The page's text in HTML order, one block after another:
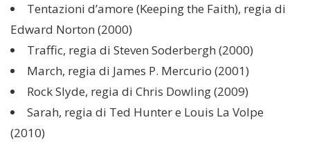
Tentazioni d’amore (Keeping the Faith), regia di
Edward Norton (2000)
Traffic, regia di Steven Soderbergh (2000)
March, regia di James P. Mercurio (2001)
Rock Slyde, regia di Chris Dowling (2009)
Sarah, regia di Ted Hunter e Louis La Volpe
(2010)